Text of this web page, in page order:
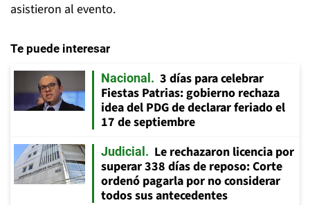
asistieron al evento.
Te puede interesar
Nacional
3 días para celebrar
Fiestas Patrias: gobierno rechaza
idea del PDG de declarar feriado el
17 de septiembre
Judicial
Le rechazaron licencia por
superar 338 días de reposo: Corte
ordenó pagarla por no considerar
todos sus antecedentes